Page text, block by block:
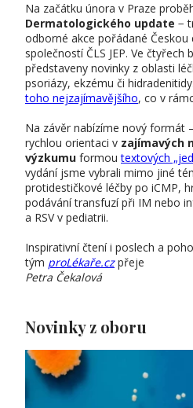
Na začátku února v Praze
Dermatologického update −
odborné akce pořádané
společností ČLS JEP. Ve čtyřech
představeny novinky z oblasti
psoriázy, ekzému či
toho nejzajímavějšího, co v
Na závěr nabízíme nový formát
rychlou orientaci v zajímavých
výzkumu formoutextových
vydání jsme vybrali mimo jiné
protidestičkové léčby po iCMP,
podávání transfuzí při IM nebo
a RSV v pediatrii.
Inspirativní čtení i poslech a
tým proLékaře.czpřeje
Petra Čekalová
Novinky z oboru